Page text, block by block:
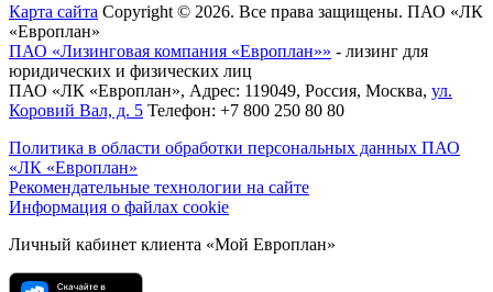
Карта сайта Copyright © 2026. Все права защищены. ПАО «ЛК
«Европлан»
ПАО «Лизинговая компания «Европлан»» - лизинг для
юридических и физических лиц
ПАО «ЛК «Европлан», Адрес: 119049, Россия, Москва, ул.
Коровий Вал, д. 5 Телефон: +7 800 250 80 80
Политика в области обработки персональных данных ПАО
«ЛК «Европлан»
Рекомендательные технологии на сайте
Информация о файлах cookie
Личный кабинет клиента «Мой Европлан»